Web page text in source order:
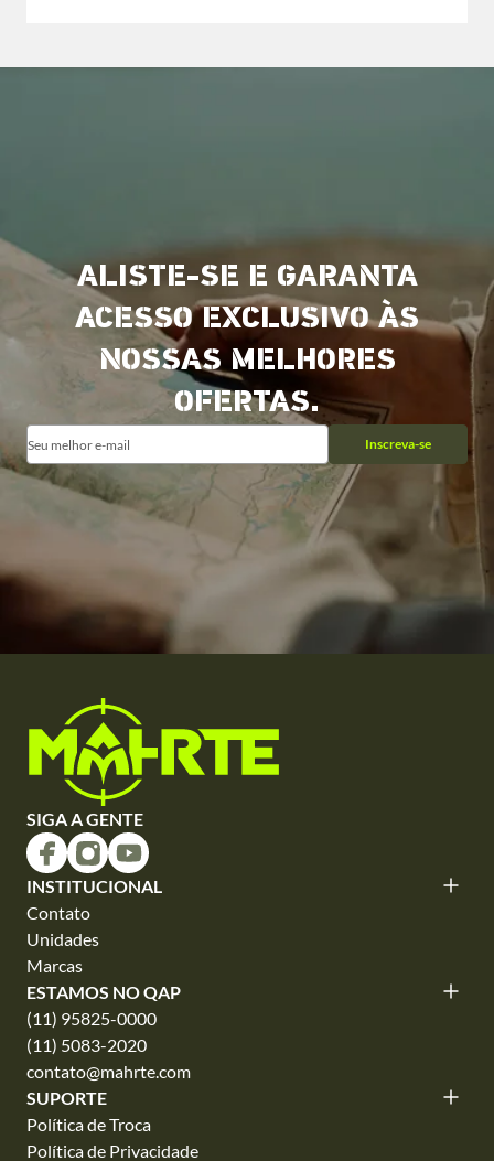
ALISTE-SE E GARANTA
ACESSO EXCLUSIVO ÀS
NOSSAS MELHORES
OFERTAS.
Inscreva-se
SIGA A GENTE
INSTITUCIONAL
Contato
Unidades
Marcas
ESTAMOS NO QAP
(11) 95825-0000
(11) 5083-2020
contato@mahrte.com
SUPORTE
Política de Troca
Política de Privacidade